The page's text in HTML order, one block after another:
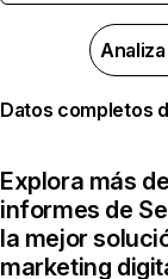
Datos completos
Explora más
informes de
la mejor
marketing